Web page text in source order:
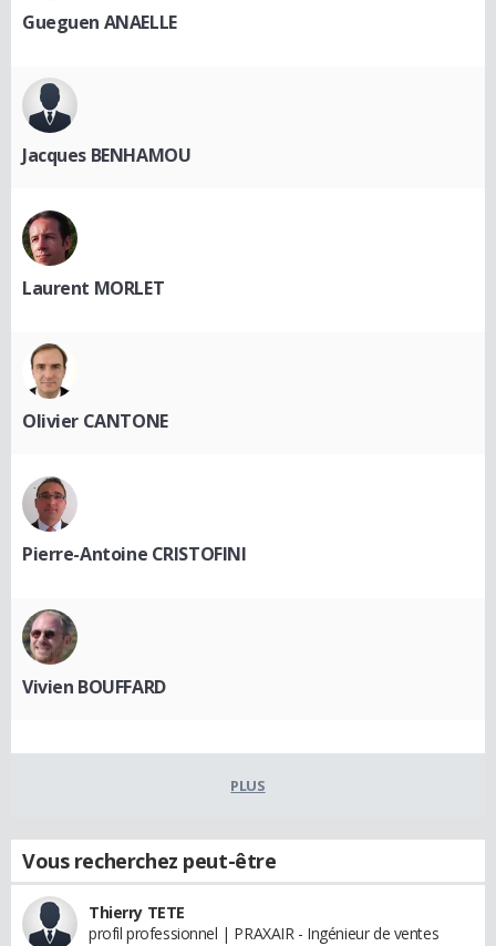
Gueguen ANAELLE
Jacques BENHAMOU
Laurent MORLET
Olivier CANTONE
Pierre-Antoine CRISTOFINI
Vivien BOUFFARD
PLUS
Vous recherchez peut-être
Thierry TETE
profil professionnel | PRAXAIR - Ingénieur de ventes